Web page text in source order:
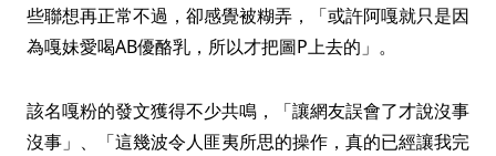
些聯想再正常不過，卻感覺被糊弄，「或許阿嘎就只是因
為嘎妹愛喝AB優酪乳，所以才把圖P上去的」。
該名嘎粉的發文獲得不少共鳴，「讓網友誤會了才說沒事
沒事」、「這幾波令人匪夷所思的操作，真的已經讓我完